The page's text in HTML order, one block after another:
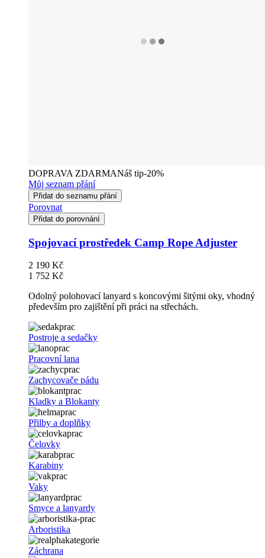
DOPRAVA ZDARMANáš tip-20%
Můj seznam přání
Přidat do seznamu přání
Porovnat
Přidat do porovnání
Spojovací prostředek Camp Rope Adjuster
2 190 Kč
1 752 Kč
Odolný polohovací lanyard s koncovými šitými oky, vhodný
především pro zajištění při práci na střechách.
Postroje a sedačky
Pracovní lana
Zachycovače pádu
Kladky a Blokanty
Přilby a doplňky
Čelovky
Karabiny
Vaky
Smyce a lanyardy
Arboristika
Záchrana